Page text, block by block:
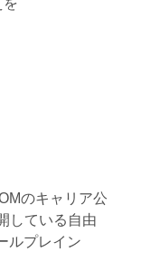
を
のキャリア公
している自由
ルプレイン